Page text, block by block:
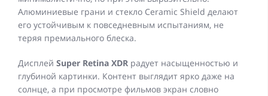
Алюминиевые грани и стекло Ceramic Shield делают
его устойчивым к повседневным испытаниям, не
теряя премиального блеска.
Дисплей Super Retina XDR радует насыщенностью и
глубиной картинки. Контент выглядит ярко даже на
солнце, а при просмотре фильмов экран словно